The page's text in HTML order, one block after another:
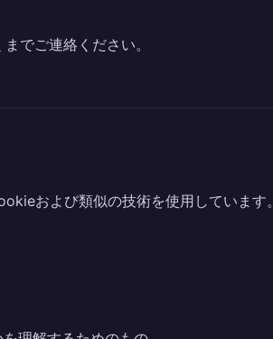
までご連絡ください。
および類似の技術を使用しています。